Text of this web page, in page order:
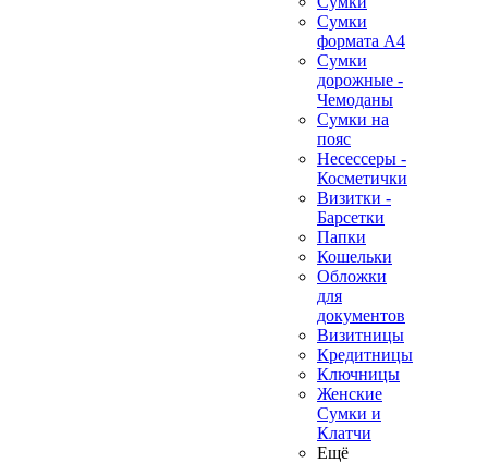
Сумки
формата А4
Сумки
дорожные -
Чемоданы
Сумки на
пояс
Несессеры -
Косметички
Визитки -
Барсетки
Папки
Кошельки
Обложки
для
документов
Визитницы
Кредитницы
Ключницы
Женские
Сумки и
Клатчи
Ещё